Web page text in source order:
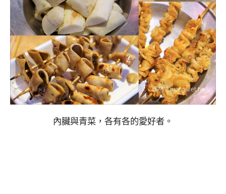
內臟與青菜，各有各的愛好者。